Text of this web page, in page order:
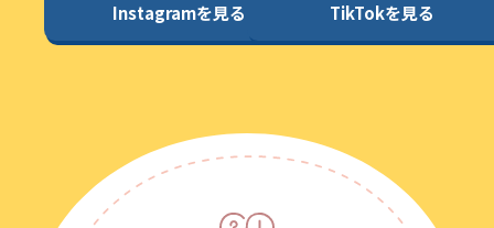
Instagramを見る TikTokを見る